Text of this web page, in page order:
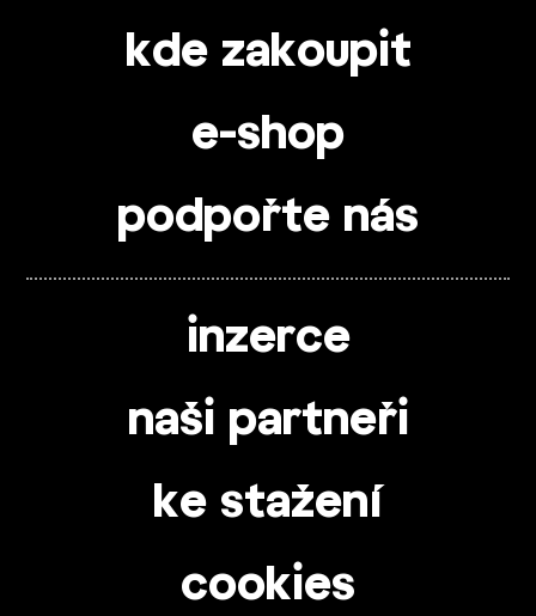
kde zakoupit
e-shop
podpořte nás
inzerce
naši partneři
ke stažení
cookies